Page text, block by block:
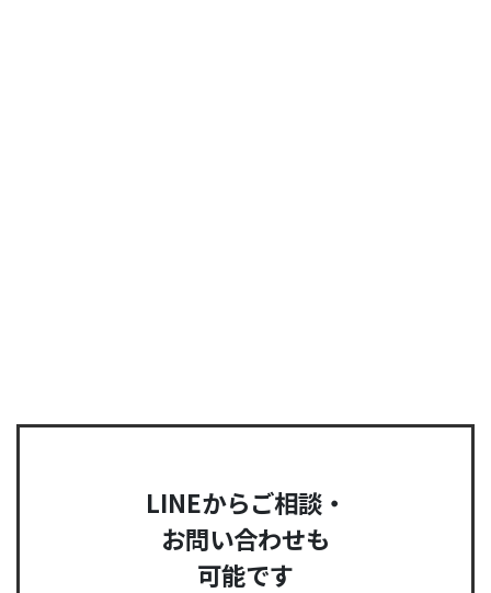
LINEからご相談・
お問い合わせも
可能です